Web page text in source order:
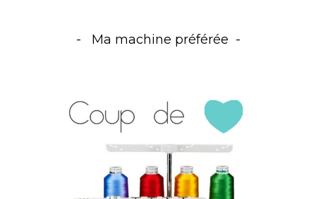
Ma machine préférée